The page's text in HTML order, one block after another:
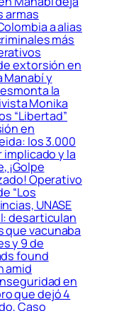
armas
a alias
más
extorsión en
Manabí y
la
Monika
“Libertad”
en
los 3.000
y la
¡Golpe
Operativo
“Los
UNASE
desarticulan
que vacunaba
y 9 de
found
amid
en
que dejó 4
Caso